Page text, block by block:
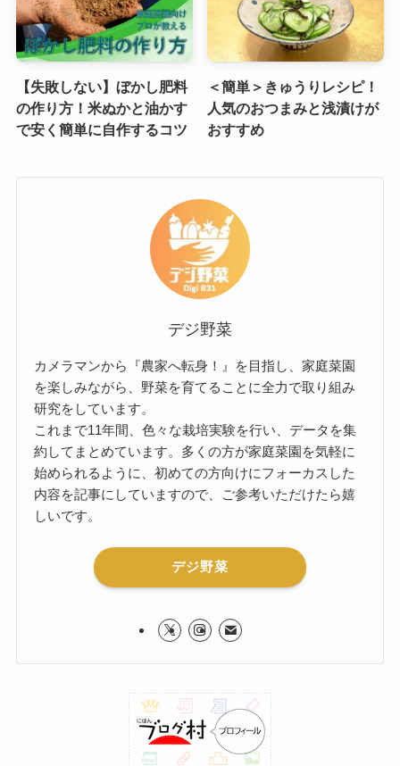
【失敗しない】ぼかし肥料
の作り方！米ぬかと油かす
で安く簡単に自作するコツ
＜簡単＞きゅうりレシピ！
人気のおつまみと浅漬けが
おすすめ
デジ野菜
カメラマンから『農家へ転身！』を目指し、家庭菜園
を楽しみながら、野菜を育てることに全力で取り組み
研究をしています。
これまで11年間、色々な栽培実験を行い、データを集
約してまとめています。多くの方が家庭菜園を気軽に
始められるように、初めての方向けにフォーカスした
内容を記事にしていますので、ご参考いただけたら嬉
しいです。
デジ野菜